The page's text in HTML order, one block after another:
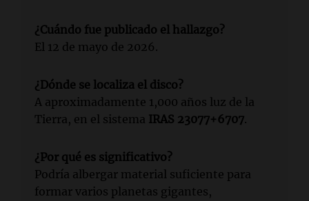
¿Cuándo fue publicado el hallazgo?
El 12 de mayo de 2026.
¿Dónde se localiza el disco?
A aproximadamente 1,000 años luz de la
Tierra, en el sistema IRAS 23077+6707.
¿Por qué es significativo?
Podría albergar material suficiente para
formar varios planetas gigantes,